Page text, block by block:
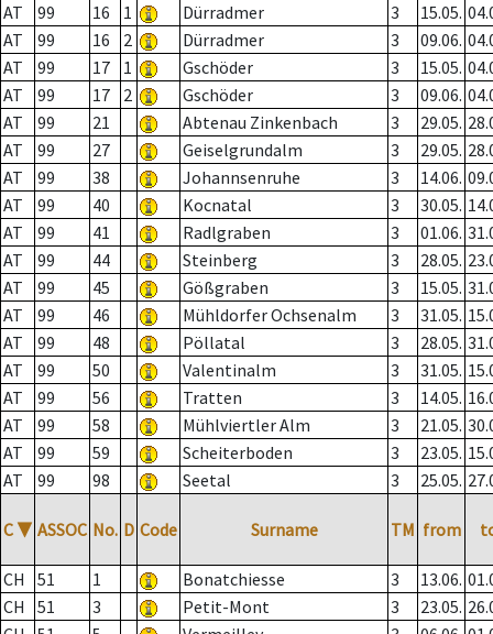
AT
99 16 1 Dürradmer 3 15.05.
AT
99 16 2 Dürradmer 3 09.06.
AT
99 17 1 Gschöder 3 15.05.
AT
99 17 2 Gschöder 3 09.06.
AT
99 21 Abtenau Zinkenbach 3 29.05.
AT
99 27 Geiselgrundalm 3 29.05.
AT
99 38 Johannsenruhe 3 14.06.
AT
99 40 Kocnatal 3 30.05.
AT
99 41 Radlgraben 3 01.06.
AT
99 44 Steinberg 3 28.05.
AT
99 45 Gößgraben 3 15.05.
AT
99 46 Mühldorfer Ochsenalm 3 31.05.
AT
99 48 Pöllatal 3 28.05.
AT
99 50 Valentinalm 3 31.05.
AT
99 56 Tratten 3 14.05.
AT
99 58 Mühlviertler Alm 3 21.05.
AT
99 59 Scheiterboden 3 23.05.
AT
99 98 Seetal 3 25.05.
C ▼ ASSOC No. D Code Surname TM from
CH 51 1 Bonatchiesse 3 13.06.
CH
51 3 Petit-Mont 3 23.05.